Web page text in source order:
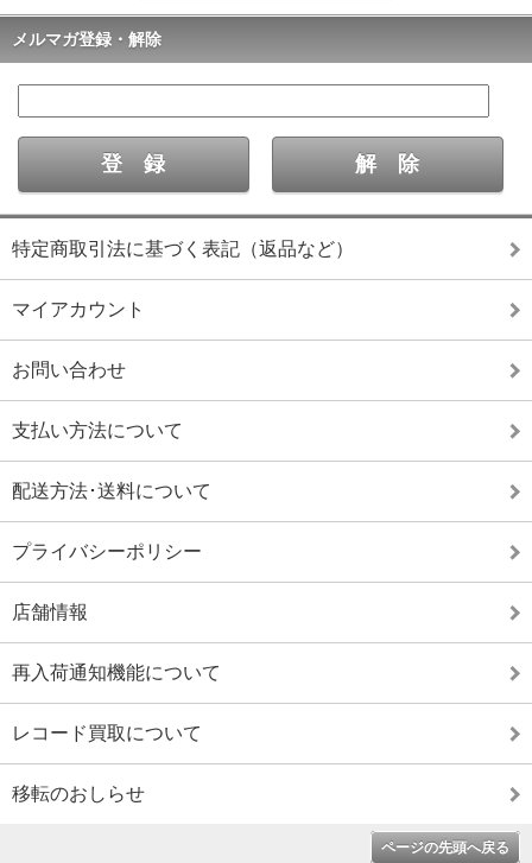
メルマガ登録・解除
特定商取引法に基づく表記（返品など）
マイアカウント
お問い合わせ
支払い方法について
配送方法･送料について
プライバシーポリシー
店舗情報
再入荷通知機能について
レコード買取について
移転のおしらせ
ページの先頭へ戻る